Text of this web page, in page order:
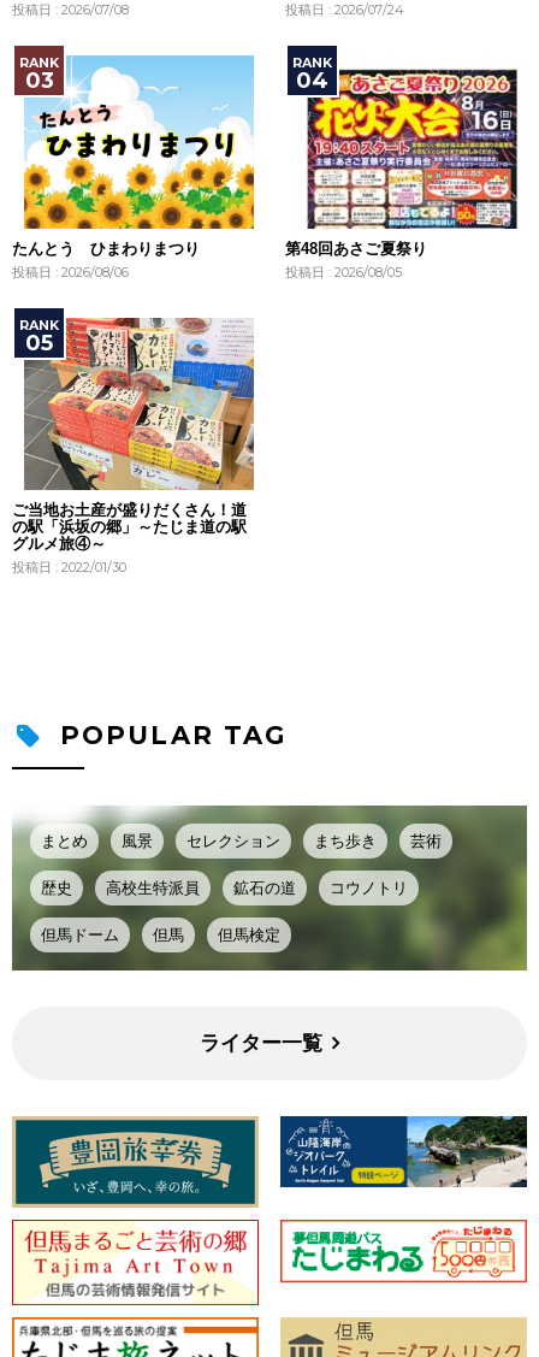
投稿日 : 2026/07/08 投稿日 : 2026/07/24
たんとう ひまわりまつり
投稿日 : 2026/08/06
第48回あさご夏祭り
投稿日 : 2026/08/05
ご当地お土産が盛りだくさん！道
の駅「浜坂の郷」～たじま道の駅
グルメ旅④～
投稿日 : 2022/01/30
POPULAR TAG
まとめ 風景 セレクション まち歩き 芸術
歴史 高校生特派員 鉱石の道 コウノトリ
但馬ドーム 但馬 但馬検定
ライター一覧